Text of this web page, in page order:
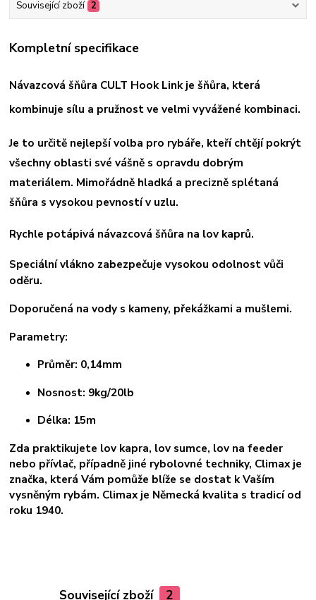
Související zboží 2
Kompletní specifikace
Návazcová šňůra CULT Hook Link je šňůra, která
kombinuje sílu a pružnost ve velmi vyvážené kombinaci.
Je to určitě nejlepší volba pro rybáře, kteří chtějí pokrýt
všechny oblasti své vášně s opravdu dobrým
materiálem. Mimořádně hladká a precizně splétaná
šňůra s vysokou pevností v uzlu.
Rychle potápivá návazcová šňůra na lov kaprů.
Speciální vlákno zabezpečuje vysokou odolnost vůči
oděru.
Doporučená na vody s kameny, překážkami a mušlemi.
Parametry:
Průměr: 0,14mm
Nosnost: 9kg/20lb
Délka: 15m
Zda praktikujete lov kapra, lov sumce, lov na feeder
nebo přívlač, případně jiné rybolovné techniky, Climax je
značka, která Vám pomůže blíže se dostat k Vaším
vysněným rybám. Climax je Německá kvalita s tradicí od
roku 1940.
Související zboží 2